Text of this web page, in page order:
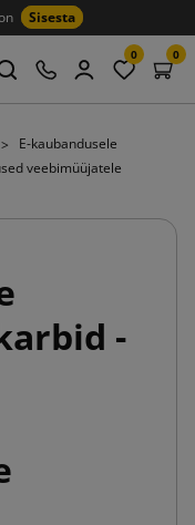
Sisesta
0 0
E-kaubandusele
veebimüüjatele
-